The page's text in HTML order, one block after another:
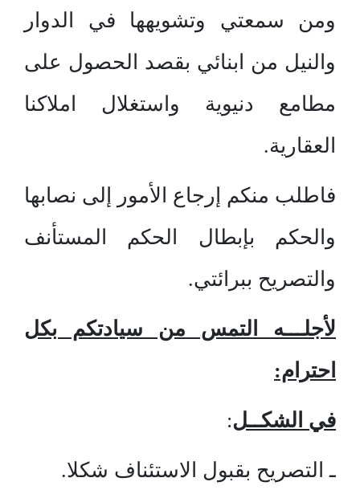
ومن سمعتي وتشويهها في الدوار
والنيل من ابنائي بقصد الحصول على
مطامع دنيوية واستغلال املاكنا
العقارية.
فاطلب منكم إرجاع الأمور إلى نصابها
والحكم بإبطال الحكم المستأنف
والتصريح ببرائتي.
لأجلـــه التمس من سيادتكم بكل
احترام:
في الشكــل:
ـ التصريح بقبول الاستئناف شكلا.